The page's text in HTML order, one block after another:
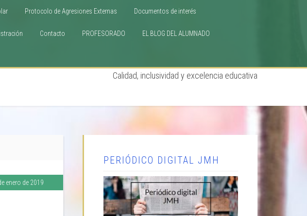
Protocolo de Agresiones Externas Documentos de interés
Contacto PROFESORADO EL BLOG DEL ALUMNADO
Calidad, inclusividad y excelencia educativa
enero de 2019
PERIÓDICO DIGITAL JMH